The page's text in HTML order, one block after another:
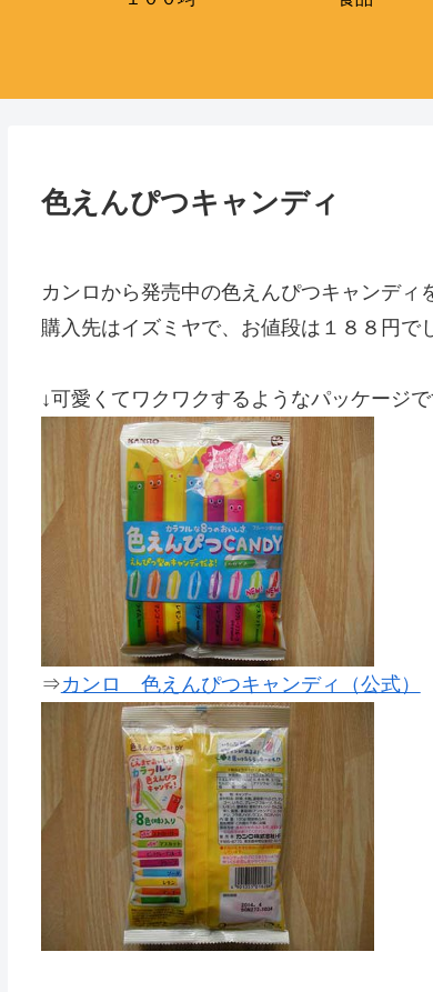
色えんぴつキャンディ
カンロから発売中の色えんぴつキャンディ
購入先はイズミヤで、お値段は１８８円で
↓可愛くてワクワクするようなパッケージで
⇒カンロ 色えんぴつキャンディ（公式）